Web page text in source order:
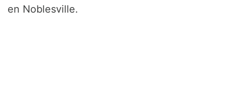
en Noblesville.